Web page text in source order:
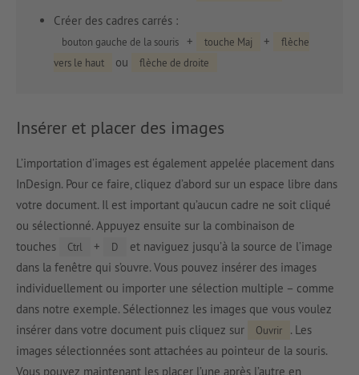
Créer des cadres carrés :
bouton gauche de la souris + touche Maj +
flèche
vers le haut
ou flèche de droite
Insérer et placer des images
L’importation d’images est également appelée placement dans
InDesign. Pour ce faire, cliquez d’abord sur un espace libre dans
votre document. Il est important qu’aucun cadre ne soit cliqué
ou sélectionné. Appuyez ensuite sur la combinaison de
touches
Ctrl + D
et naviguez jusqu’à la source de l’image
dans la fenêtre qui s’ouvre. Vous pouvez insérer des images
individuellement ou importer une sélection multiple – comme
dans notre exemple. Sélectionnez les images que vous voulez
insérer dans votre document puis cliquez sur
Ouvrir
. Les
images sélectionnées sont attachées au pointeur de la souris.
Vous pouvez maintenant les placer l’une après l’autre en